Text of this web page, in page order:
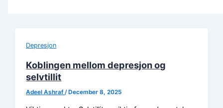
Depresjon
Koblingen mellom depresjon og
selvtillit
Adeel Ashraf /December 8, 2025